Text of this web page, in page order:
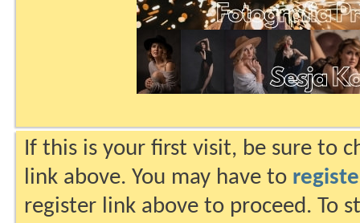
If this is your first visit, be sure to
link above. You may have to
register link above to proceed. To